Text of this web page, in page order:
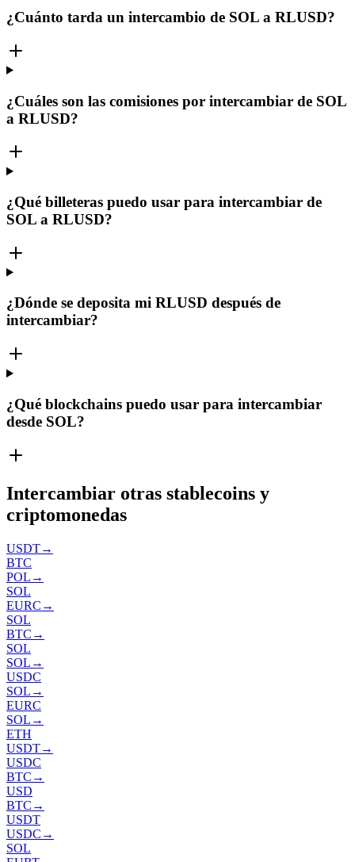
¿Cuánto tarda un intercambio de SOL a RLUSD?
¿Cuáles son las comisiones por intercambiar de SOL
a RLUSD?
¿Qué billeteras puedo usar para intercambiar de
SOL a RLUSD?
¿Dónde se deposita mi RLUSD después de
intercambiar?
¿Qué blockchains puedo usar para intercambiar
desde SOL?
Intercambiar otras stablecoins y
criptomonedas
USDT→
BTC
POL →
SOL
EURC →
SOL
BTC →
SOL
SOL →
USDC
SOL →
EURC
SOL →
ETH
USDT→
USDC
BTC →
USD
BTC →
USDT
USDC →
SOL